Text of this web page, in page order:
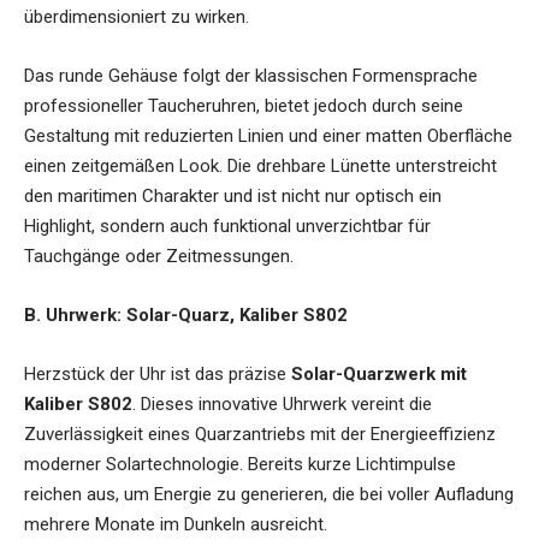
überdimensioniert zu wirken.
Das runde Gehäuse folgt der klassischen Formensprache
professioneller Taucheruhren, bietet jedoch durch seine
Gestaltung mit reduzierten Linien und einer matten Oberfläche
einen zeitgemäßen Look. Die drehbare Lünette unterstreicht
den maritimen Charakter und ist nicht nur optisch ein
Highlight, sondern auch funktional unverzichtbar für
Tauchgänge oder Zeitmessungen.
B. Uhrwerk: Solar-Quarz, Kaliber S802
Herzstück der Uhr ist das präzise Solar-Quarzwerk mit
Kaliber S802 . Dieses innovative Uhrwerk vereint die
Zuverlässigkeit eines Quarzantriebs mit der Energieeffizienz
moderner Solartechnologie. Bereits kurze Lichtimpulse
reichen aus, um Energie zu generieren, die bei voller Aufladung
mehrere Monate im Dunkeln ausreicht.